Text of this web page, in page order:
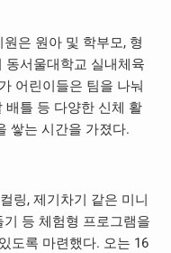
은 원아 및 학부모, 형
동서울대학교 실내체육
어린이들은 팀을 나눠
배틀 등 다양한 신체 활
쌓는 시간을 가졌다.
링, 제기차기 같은 미니
등 체험형 프로그램을
도록 마련했다. 오는 16